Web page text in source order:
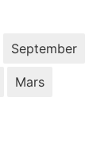
September
Mars